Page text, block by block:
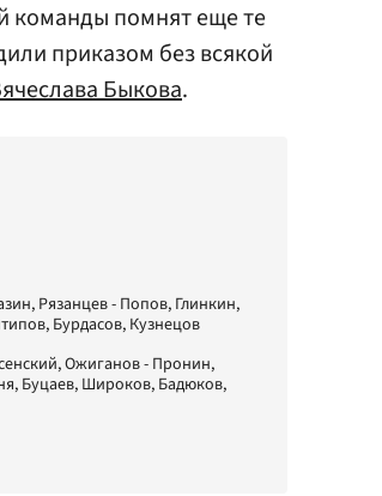
команды помнят еще те
приказом без всякой
Быкова.
Рязанцев - Попов, Глинкин,
Бурдасов, Кузнецов
Ожиганов - Пронин,
Буцаев, Широков, Бадюков,